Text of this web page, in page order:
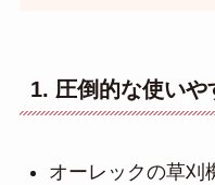
1. 圧倒的な使いや
オーレックの草刈